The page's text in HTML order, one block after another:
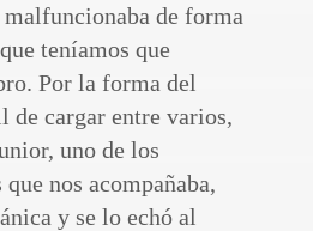
de forma
teníamos que
Por la forma del
de cargar entre varios,
uno de los
nos acompañaba,
y se lo echó al